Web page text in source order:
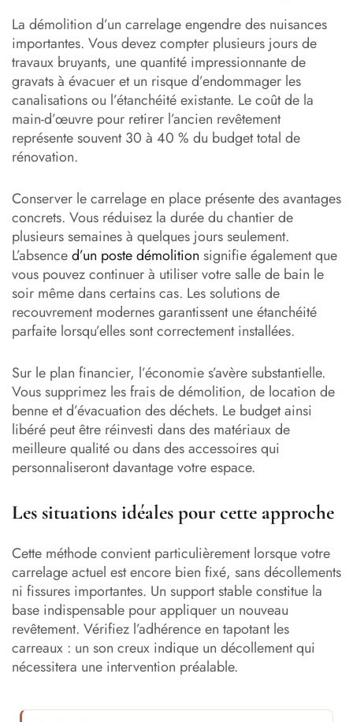
La démolition d’un carrelage engendre des nuisances
importantes. Vous devez compter plusieurs jours de
travaux bruyants, une quantité impressionnante de
gravats à évacuer et un risque d’endommager les
canalisations ou l’étanchéité existante. Le coût de la
main-d’œuvre pour retirer l’ancien revêtement
représente souvent 30 à 40 % du budget total de
rénovation.
Conserver le carrelage en place présente des avantages
concrets. Vous réduisez la durée du chantier de
plusieurs semaines à quelques jours seulement.
L’absenced’un poste démolition signifie également que
vous pouvez continuer à utiliser votre salle de bain le
soir même dans certains cas. Les solutions de
recouvrement modernes garantissent une étanchéité
parfaite lorsqu’elles sont correctement installées.
Sur le plan financier, l’économie s’avère substantielle.
Vous supprimez les frais de démolition, de location de
benne et d’évacuation des déchets. Le budget ainsi
libéré peut être réinvesti dans des matériaux de
meilleure qualité ou dans des accessoires qui
personnaliseront davantage votre espace.
Les situations idéales pour cette approche
Cette méthode convient particulièrement lorsque votre
carrelage actuel est encore bien fixé, sans décollements
ni fissures importantes. Un support stable constitue la
base indispensable pour appliquer un nouveau
revêtement. Vérifiez l’adhérence en tapotant les
carreaux : un son creux indique un décollement qui
nécessitera une intervention préalable.